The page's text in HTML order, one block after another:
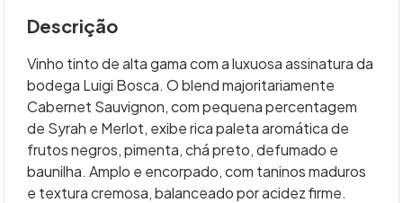
Descrição
Vinho tinto de alta gama com a luxuosa assinatura da
bodega Luigi Bosca. O blend majoritariamente
Cabernet Sauvignon, com pequena percentagem
de Syrah e Merlot, exibe rica paleta aromática de
frutos negros, pimenta, chá preto, defumado e
baunilha. Amplo e encorpado, com taninos maduros
e textura cremosa, balanceado por acidez firme.